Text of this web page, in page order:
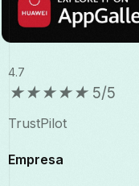
4.7
★★★★★ 5/5
TrustPilot
Empresa